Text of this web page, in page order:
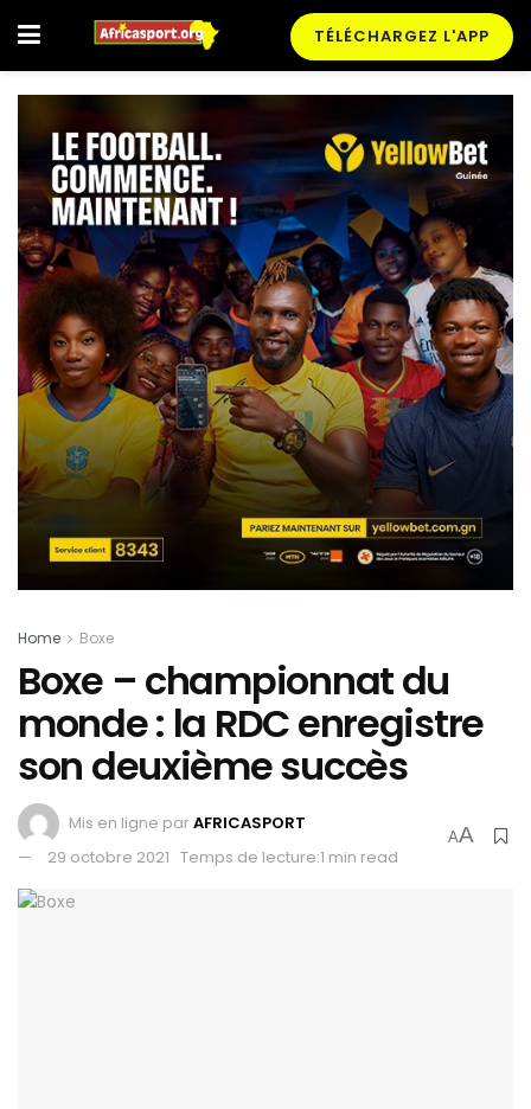
TÉLÉCHARGEZ L'APP
Home Boxe
Boxe – championnat du
monde : la RDC enregistre
son deuxième succès
Mis en ligne parAFRICASPORT
29 octobre 2021 Temps de lecture:1 min read
AA